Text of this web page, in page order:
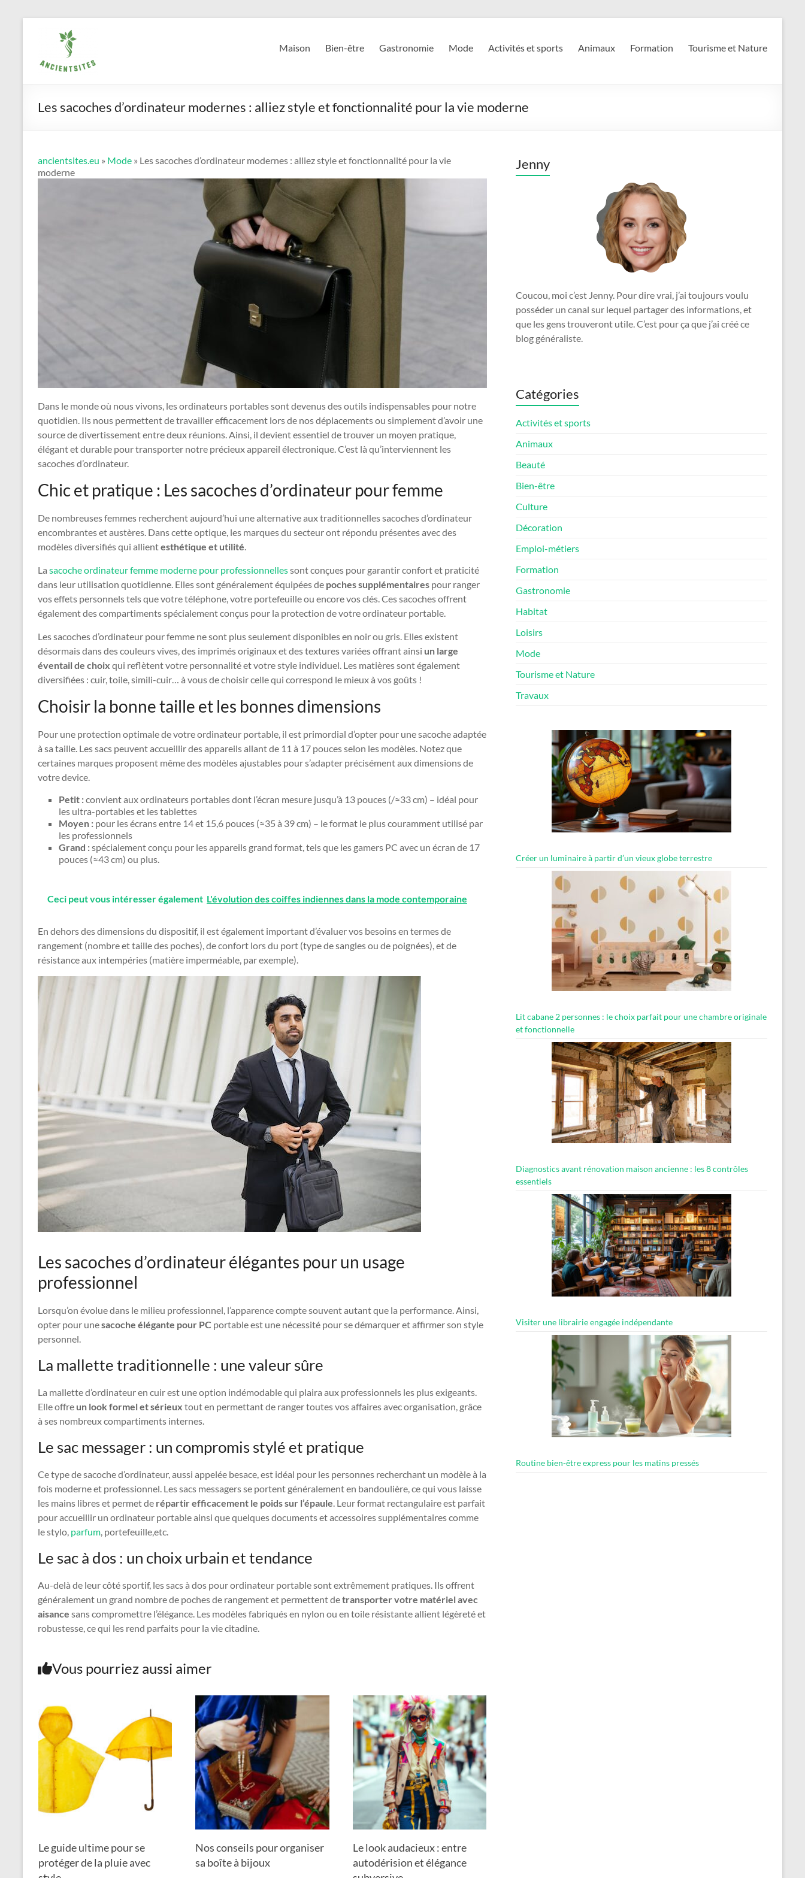
ancientsites.eu Maison Bien-être Gastronomie Mode Activités et sports Animaux Formation Tourisme et Nature
Les sacoches d’ordinateur modernes : alliez style et fonctionnalité pour la vie moderne
ancientsites.eu » Mode » Les sacoches d’ordinateur modernes : alliez style et fonctionnalité pour la vie
moderne
Dans le monde où nous vivons, les ordinateurs portables sont devenus des outils indispensables pour notre
quotidien. Ils nous permettent de travailler efficacement lors de nos déplacements ou simplement d’avoir une
source de divertissement entre deux réunions. Ainsi, il devient essentiel de trouver un moyen pratique,
élégant et durable pour transporter notre précieux appareil électronique. C’est là qu’interviennent les
sacoches d’ordinateur.
Chic et pratique : Les sacoches d’ordinateur pour femme
De nombreuses femmes recherchent aujourd’hui une alternative aux traditionnelles sacoches d’ordinateur
encombrantes et austères. Dans cette optique, les marques du secteur ont répondu présentes avec des
modèles diversifiés qui allientesthétique et utilité.
La sacoche ordinateur femme moderne pour professionnellessont conçues pour garantir confort et praticité
dans leur utilisation quotidienne. Elles sont généralement équipées de poches supplémentaires pour ranger
vos effets personnels tels que votre téléphone, votre portefeuille ou encore vos clés. Ces sacoches offrent
également des compartiments spécialement conçus pour la protection de votre ordinateur portable.
Les sacoches d’ordinateur pour femme ne sont plus seulement disponibles en noir ou gris. Elles existent
désormais dans des couleurs vives, des imprimés originaux et des textures variées offrant ainsi un large
éventail de choix qui reflètent votre personnalité et votre style individuel. Les matières sont également
diversifiées : cuir, toile, simili-cuir… à vous de choisir celle qui correspond le mieux à vos goûts !
Choisir la bonne taille et les bonnes dimensions
Pour une protection optimale de votre ordinateur portable, il est primordial d’opter pour une sacoche adaptée
à sa taille. Les sacs peuvent accueillir des appareils allant de 11 à 17 pouces selon les modèles. Notez que
certaines marques proposent même des modèles ajustables pour s’adapter précisément aux dimensions de
votre device.
Petit :convient aux ordinateurs portables dont l’écran mesure jusqu’à 13 pouces (/≈33 cm) – idéal pour
les ultra-portables et les tablettes
Moyen : pour les écrans entre 14 et 15,6 pouces (≈35 à 39 cm) – le format le plus couramment utilisé par
les professionnels
Grand :spécialement conçu pour les appareils grand format, tels que les gamers PC avec un écran de 17
pouces (≈43 cm) ou plus.
Ceci peut vous intéresser également L'évolution des coiffes indiennes dans la mode contemporaine
En dehors des dimensions du dispositif, il est également important d’évaluer vos besoins en termes de
rangement (nombre et taille des poches), de confort lors du port (type de sangles ou de poignées), et de
résistance aux intempéries (matière imperméable, par exemple).
Les sacoches d’ordinateur élégantes pour un usage
professionnel
Lorsqu’on évolue dans le milieu professionnel, l’apparence compte souvent autant que la performance. Ainsi,
opter pour unesacoche élégante pour PC portable est une nécessité pour se démarquer et affirmer son style
personnel.
La mallette traditionnelle : une valeur sûre
La mallette d’ordinateur en cuir est une option indémodable qui plaira aux professionnels les plus exigeants.
Elle offre un look formel et sérieux tout en permettant de ranger toutes vos affaires avec organisation, grâce
à ses nombreux compartiments internes.
Le sac messager : un compromis stylé et pratique
Ce type de sacoche d’ordinateur, aussi appelée besace, est idéal pour les personnes recherchant un modèle à la
fois moderne et professionnel. Les sacs messagers se portent généralement en bandoulière, ce qui vous laisse
les mains libres et permet de répartir efficacement le poids sur l’épaule. Leur format rectangulaire est parfait
pour accueillir un ordinateur portable ainsi que quelques documents et accessoires supplémentaires comme
le stylo, parfum, portefeuille,etc.
Le sac à dos : un choix urbain et tendance
Au-delà de leur côté sportif, les sacs à dos pour ordinateur portable sont extrêmement pratiques. Ils offrent
généralement un grand nombre de poches de rangement et permettent detransporter votre matériel avec
aisance sans compromettre l’élégance. Les modèles fabriqués en nylon ou en toile résistante allient légèreté et
robustesse, ce qui les rend parfaits pour la vie citadine.
Vous pourriez aussi aimer
Le guide ultime pour se
protéger de la pluie avec
Nos conseils pour organiser
sa boîte à bijoux
Le look audacieux : entre
autodérision et élégance
Jenny
Coucou, moi c’est Jenny. Pour dire vrai, j’ai toujours voulu
posséder un canal sur lequel partager des informations, et
que les gens trouveront utile. C’est pour ça que j’ai créé ce
blog généraliste.
Catégories
Activités et sports
Animaux
Beauté
Bien-être
Culture
Décoration
Emploi-métiers
Formation
Gastronomie
Habitat
Loisirs
Mode
Tourisme et Nature
Travaux
Créer un luminaire à partir d’un vieux globe terrestre
Lit cabane 2 personnes : le choix parfait pour une chambre originale
et fonctionnelle
Diagnostics avant rénovation maison ancienne : les 8 contrôles
essentiels
Visiter une librairie engagée indépendante
Routine bien-être express pour les matins pressés